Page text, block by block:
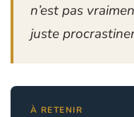
n’est pas
juste
À RETENIR